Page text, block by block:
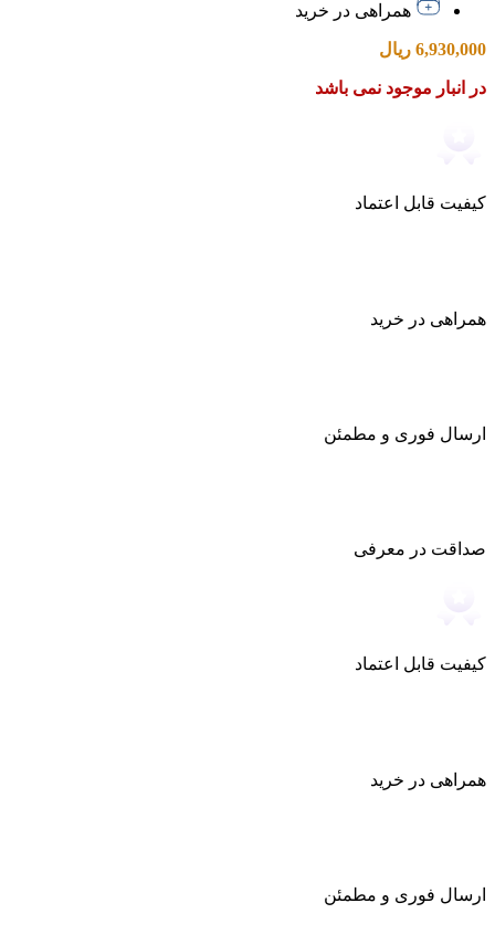
همراهی در خرید
6,930,000 ریال
در انبار موجود نمی باشد
کیفیت قابل اعتماد
همراهی در خرید
ارسال فوری و مطمئن
صداقت در معرفی
کیفیت قابل اعتماد
همراهی در خرید
ارسال فوری و مطمئن